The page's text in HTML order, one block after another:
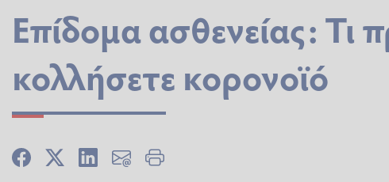
Επίδομα ασθενείας: Τι
κολλήσετε κορονοϊό